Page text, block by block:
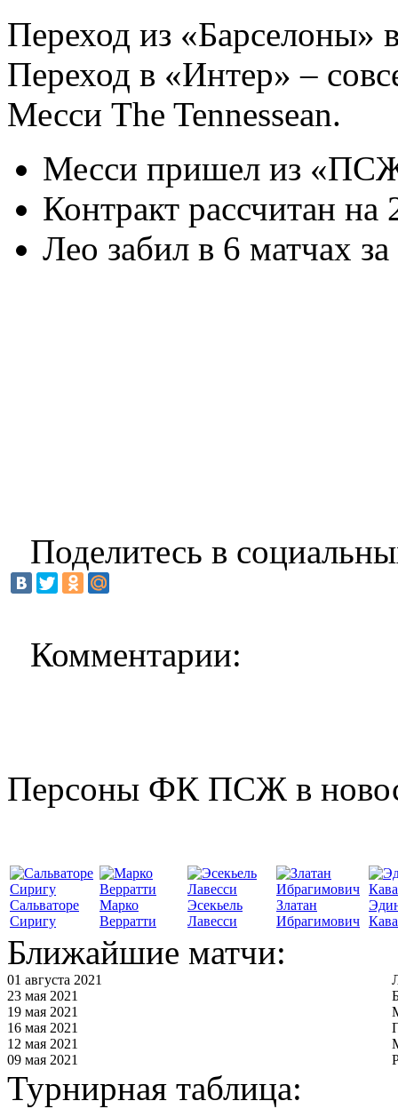
Переход из
Переход в «Интер» –
Месси The Tennessean.
Месси пришел из
Контракт рассчитан на
Лео забил в 6 матчах
Поделитесь в
Комментарии:
Персоны ФК ПСЖ в
Сальваторе
Сиригу
Марко
Верратти
Эсекьель
Лавесси
Златан
Ибрагимович
Ближайшие матчи:
01 августа 2021
23 мая 2021
19 мая 2021
16 мая 2021
12 мая 2021
09 мая 2021
Турнирная таблица: